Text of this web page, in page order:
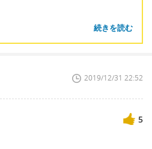
続きを読む
2019/12/31 22:52
5